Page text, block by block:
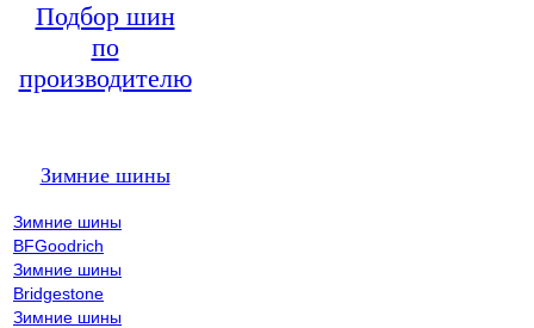
Подбор шин
по
производителю
Зимние шины
Зимние шины
BFGoodrich
Зимние шины
Bridgestone
Зимние шины